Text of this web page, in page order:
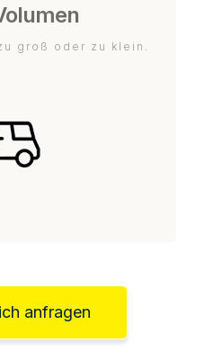
groß oder zu klein.
anfragen